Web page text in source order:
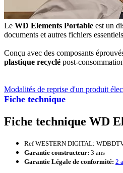
Fiche technique
Le WD Elements Portable est un
documents et autres fichiers
Conçu avec des composants
plastique recyclé post-
Modalités de reprise d'un produit
Fiche technique WD
Ref WESTERN DIGITAL:
Garantie constructeur: 3 ans
Garantie Légale de conformité: 2